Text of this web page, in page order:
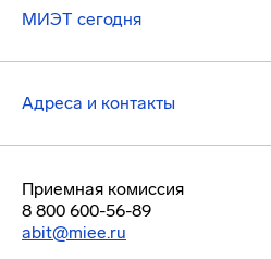
МИЭТ сегодня
Адреса и контакты
Приемная комиссия
8 800 600-56-89
abit@miee.ru